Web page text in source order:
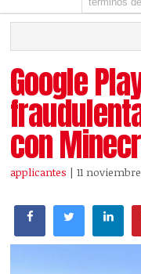
Google
con
applicantes | 11